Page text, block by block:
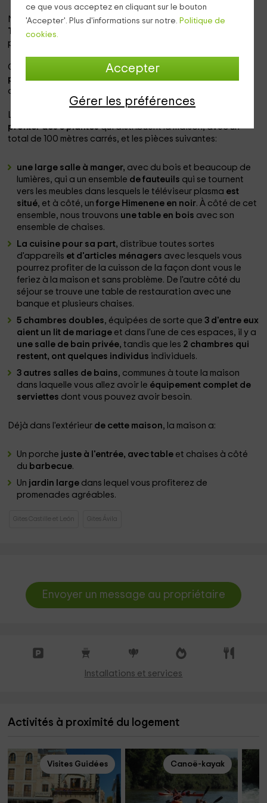
ce que vous acceptez en cliquant sur le bouton
'Accepter'. Plus d'informations sur notre.
Politique de
cookies.
Accepter
Gérer les préférences
Notre logement se situe dans la zonede Los Llanos de
Tormes, qui est un espace de charme dans lequel vous
pourrez profiter dans la province
C'est un logement entièrement équipé dans le
pourrez profiter des vacancesdans un espace plein de
confort et avec plusieurs plantes.
La maison a
profiter des 3 plantesqui distribuent la maison, avec un
total de 100 mètres carrés, et les pièces suivantes:
une large salle à manger, avec du bois et beaucoup de
lumières, qui a un ensemble de fauteuils qui se tournent
vers les meubles dans lesquels le téléviseur plasma est
situé, et à côté, unforge Himenene en noir. À côté de cet
ensemble, nous trouvons une table en bois avec son
ensemble de chaises.
La cuisine pour sa part, distribue toutes sortes
d'appareils et d'articles ménagers avec lesquels vous
pourrez profiter de la cuisson de la façon dont vous le
feriez à la maison et sans problème. De l'autre côté du
séjour se trouve une table de restauration avec une
banque et plusieurs chaises.
5 chambres doubles, équipées de sorte que3 d'entre eux
aient un lit de mariage et dans l'une de ces espaces, il y a
une salle de bain privée,tandis que les 2 chambres qui
restent, ont quelques individus individuels.
3 autres salles de bains, communes à toute la maison
dans laquelle vous allez avoir le équipement complet de
serviettes dont vous pouvez avoir besoin.
Déjà dans l'extérieur de cette maison, la maison a:
Un porche juste à l'entrée, avec table et chaises à côté
du barbecue.
Un jardin large dans lequel vous profiterez de
promenades agréables.
Gites Castille et León Gites Ávila
Envoyer un message au propriétaire
Installations et services
Activités à proximité du logement
Visites Guidées Canoë-kayak